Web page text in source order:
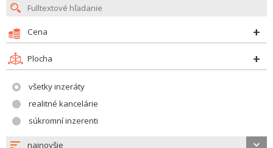
Cena
Plocha
všetky inzeráty
realitné kancelárie
súkromní inzerenti
najnovšie